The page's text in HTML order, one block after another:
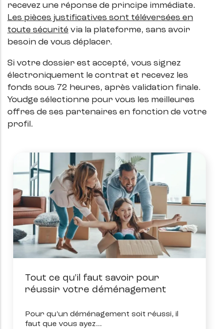
recevez une réponse de principe immédiate.
Les pièces justificatives sont téléversées en
toute sécurité via la plateforme, sans avoir
besoin de vous déplacer.
Si votre dossier est accepté, vous signez
électroniquement le contrat et recevez les
fonds sous 72 heures, après validation finale.
Youdge sélectionne pour vous les meilleures
offres de ses partenaires en fonction de votre
profil.
Tout ce qu'il faut savoir pour
réussir votre déménagement
Pour qu’un déménagement soit réussi, il
faut que vous ayez